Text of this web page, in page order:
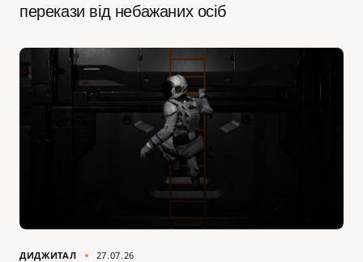
перекази від небажаних осіб
ДИДЖИТАЛ 27.07.26